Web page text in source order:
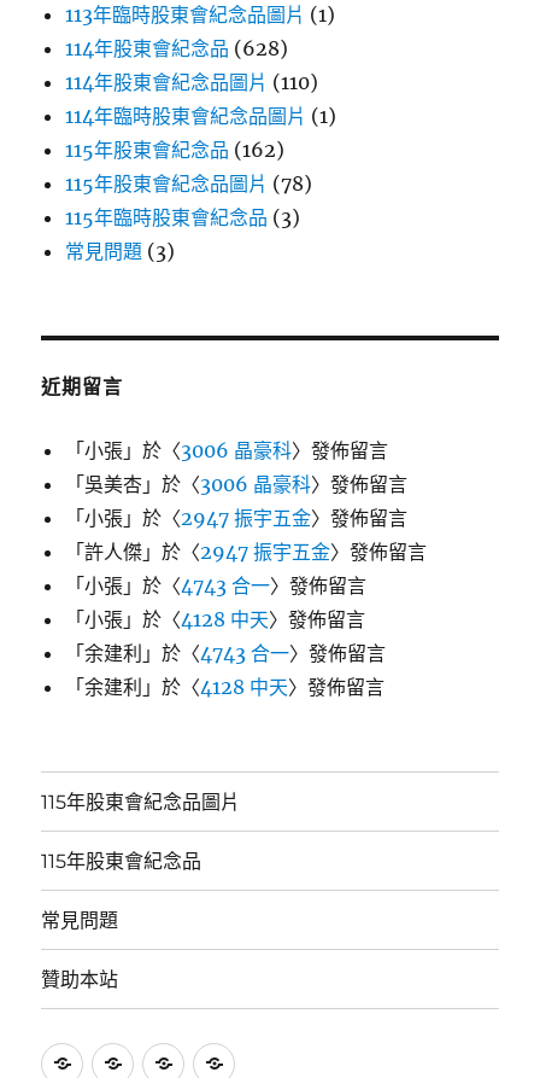
113年臨時股東會紀念品圖片 (1)
114年股東會紀念品 (628)
114年股東會紀念品圖片 (110)
114年臨時股東會紀念品圖片 (1)
115年股東會紀念品 (162)
115年股東會紀念品圖片 (78)
115年臨時股東會紀念品 (3)
常見問題 (3)
近期留言
「小張 」於〈3006 晶豪科〉發佈留言
「吳美杏 」於〈3006 晶豪科〉發佈留言
「小張 」於〈2947 振宇五金〉發佈留言
「許人傑 」於〈2947 振宇五金〉發佈留言
「小張 」於〈4743 合一〉發佈留言
「小張 」於〈4128 中天〉發佈留言
「余建利 」於〈4743 合一〉發佈留言
「余建利 」於〈4128 中天〉發佈留言
115年股東會紀念品圖片
115年股東會紀念品
常見問題
贊助本站
115 115 常 贊